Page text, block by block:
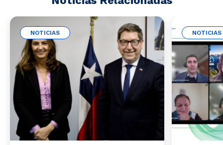
NOTICIAS NOTICIAS